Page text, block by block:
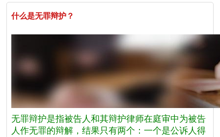
什么是无罪辩护？
无罪辩护是指被告人和其辩护律师在庭审中为被告
人作无罪的辩解，结果只有两个：一个是公诉人得